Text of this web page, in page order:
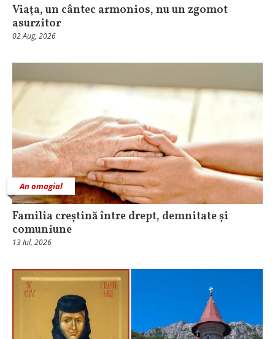
Viaţa, un cântec armonios, nu un zgomot
asurzitor
02 Aug, 2026
An omagial
Familia creștină între drept, demnitate și
comuniune
13 Iul, 2026